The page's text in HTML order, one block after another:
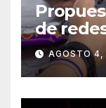
de
a AGOSTO